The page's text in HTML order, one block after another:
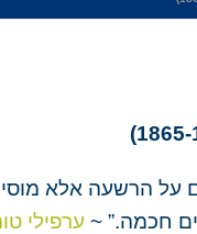
על הרשעה אלא
חכמה.” ~ ערפילי